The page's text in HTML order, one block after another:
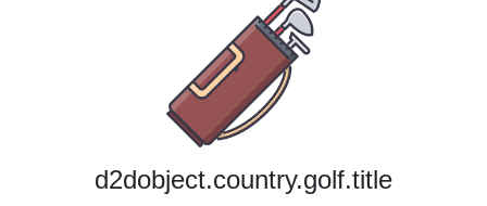
d2dobject.country.golf.title